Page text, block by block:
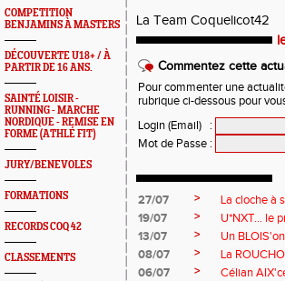
COMPETITION
BENJAMINS À MASTERS
DÉCOUVERTE U18+ / À
PARTIR DE 16 ANS.
SAINTÉ LOISIR -
RUNNING - MARCHE
NORDIQUE - REMISE EN
FORME (ATHLÉ FIT)
JURY/BENEVOLES
FORMATIONS
RECORDS COQ 42
CLASSEMENTS
La Team Coquelicot42
Commentez cette
Pour commenter une
rubrique ci-dessous pour
Login (Email)
:
Mot de Passe :
27/07 >
La cloche à
19/07
>
U*NXT... le
13/07
>
Un
08/07
>
La
06/07
>
Célian